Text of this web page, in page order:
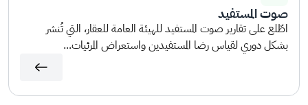
صوت المستفيد
اطّلع على تقارير صوت المستفيد للهيئة العامة للعقار، التي تُنشر
بشكل دوري لقياس رضا المستفيدين واستعراض المرئيات...